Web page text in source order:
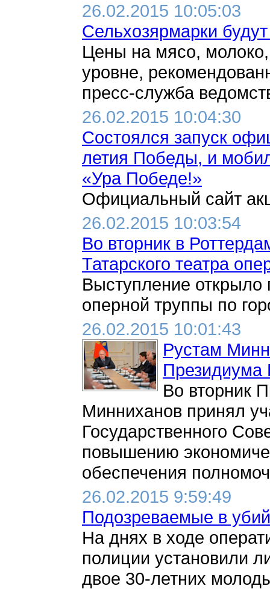
26.02.2015 10:05:03
Сельхозярмарки
Цены на мясо,
уровне,
пресс-служба
26.02.2015 10:04:30
Состоялся запуск
летия Победы, и
«Ура Победе!»
Официальный сайт
26.02.2015 10:03:54
Во вторник в
Татарского театра
Выступление открыло
оперной труппы по
26.02.2015 10:01:43
Рустам
Президиума
Во вторник
Минниханов принял
Государственного
повышению
обеспечения
26.02.2015 9:59:49
Подозреваемые в
На днях в ходе
полиции установили
двое 30-летних